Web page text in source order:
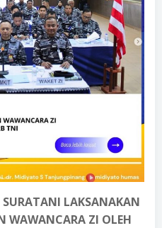
LAKSANAKAN
WAWANCARA ZI OLEH